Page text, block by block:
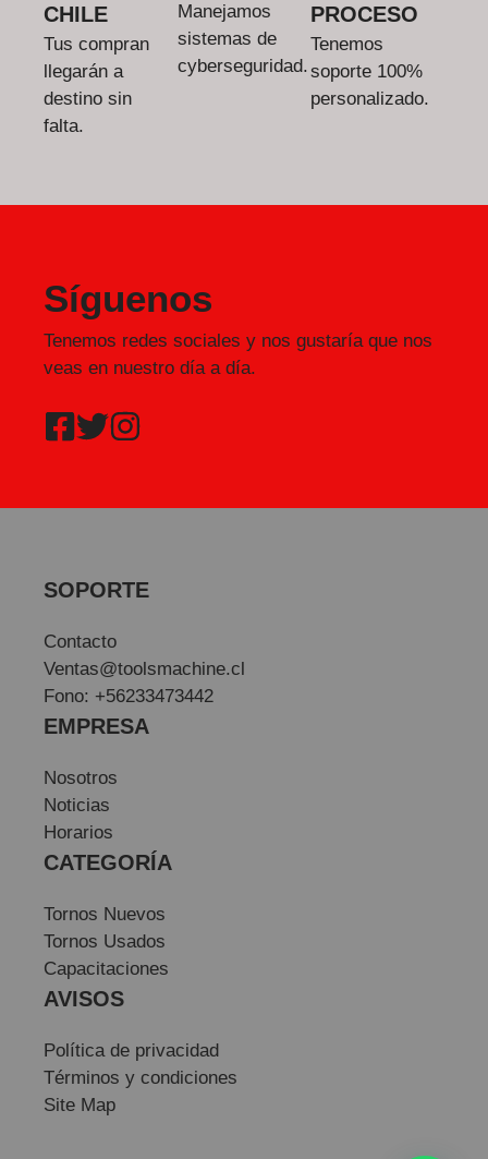
CHILE
Tus compran
llegarán a
destino sin
falta.
Manejamos
sistemas de
cyberseguridad.
PROCESO
Tenemos
soporte 100%
personalizado.
Síguenos
Tenemos redes sociales y nos gustaría que nos
veas en nuestro día a día.
SOPORTE
Contacto
Ventas@toolsmachine.cl
Fono: +56233473442
EMPRESA
Nosotros
Noticias
Horarios
CATEGORÍA
Tornos Nuevos
Tornos Usados
Capacitaciones
AVISOS
Política de privacidad
Términos y condiciones
Site Map